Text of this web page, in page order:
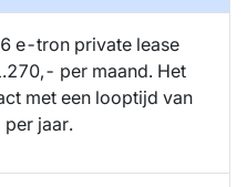
e-tron private lease
per maand. Het
met een looptijd van
jaar.